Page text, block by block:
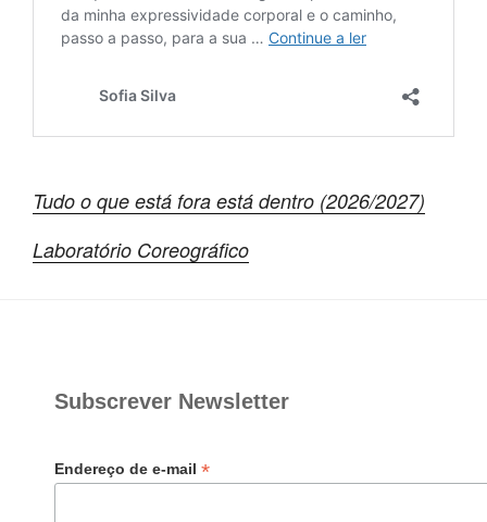
Tudo o que está fora está dentro (2026/2027)
Laboratório Coreográfico
Subscrever Newsletter
Endereço de e-mail *